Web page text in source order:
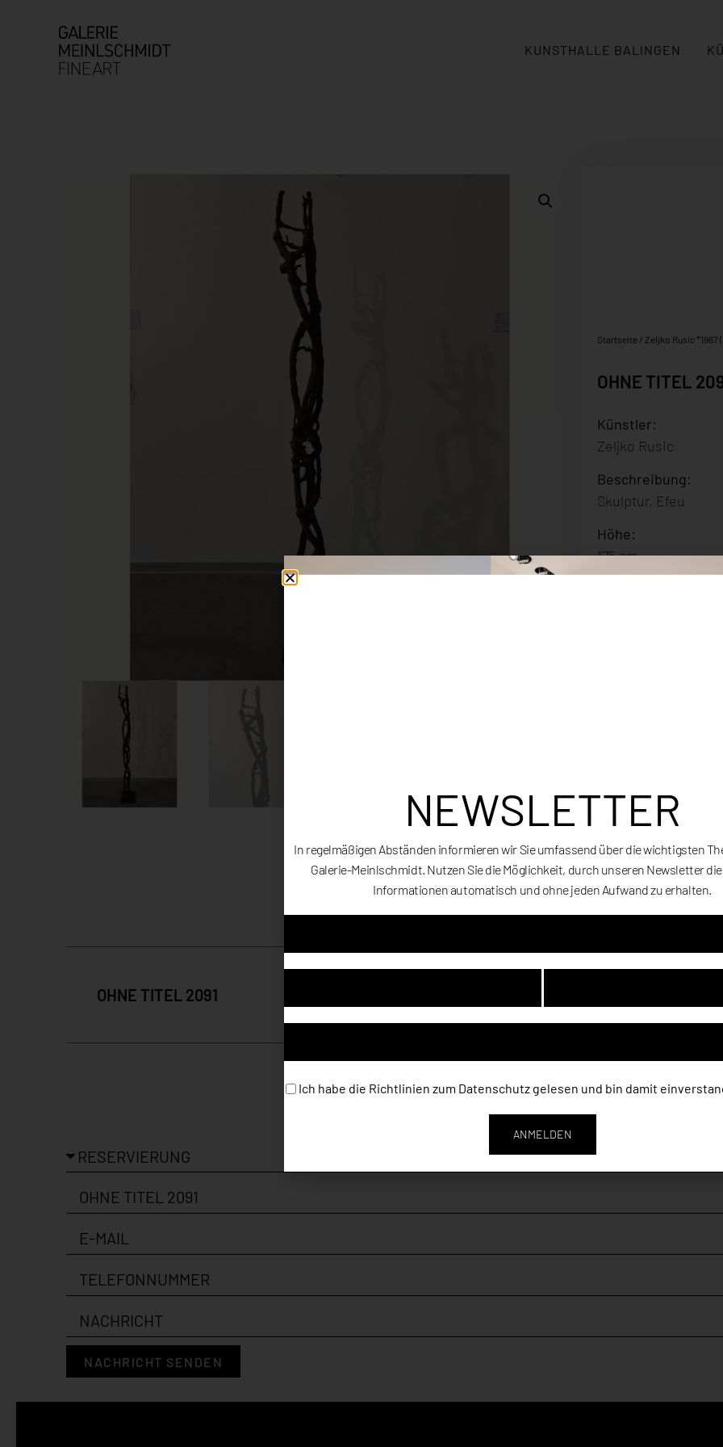
KUNSTHALLE BALINGEN
Startseite / Zeljko Rusic *1967
OHNE TITEL
Künstler:
Zeljko Rusic
Beschreibung:
Skulptur, Efeu
Höhe:
175 cm
OHNE TITEL 2091
NACHRICHT SENDEN
NEWSLETTER
In regelmäßigen Abständen informieren wir Sie umfassend über die wichtigsten
Galerie-Meinlschmidt. Nutzen Sie die Möglichkeit, durch unseren Newsletter
Informationen automatisch und ohne jeden Aufwand zu erhalten.
Ich habe die Richtlinien zum Datenschutz gelesen und bin damit
ANMELDEN